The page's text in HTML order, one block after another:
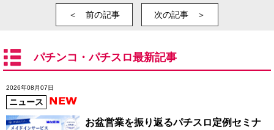
＜ 前の記事 次の記事 ＞
パチンコ・パチスロ最新記事
2026年08月07日
ニュース
お盆営業を振り返るパチスロ定例セミナ